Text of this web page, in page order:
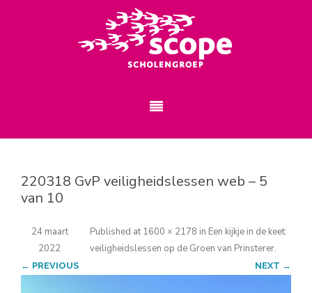
220318 GvP veiligheidslessen web – 5
van 10
Published
24 maart
2022
at 1600 × 2178 in Een kijkje in de keet:
veiligheidslessen op de Groen van Prinsterer.
← PREVIOUS NEXT →